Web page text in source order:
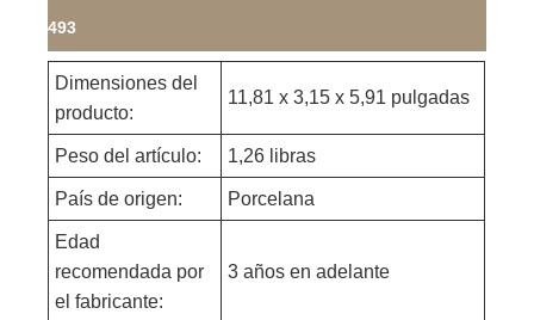
493
Dimensiones del
producto:
11,81 x 3,15 x 5,91 pulgadas
Peso del artículo: 1,26 libras
País de origen: Porcelana
Edad
recomendada por
el fabricante:
3 años en adelante